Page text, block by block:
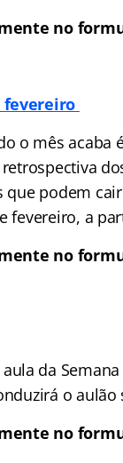
no
fevereiro
o mês acaba
podem
fevereiro, a
no
da
o aulão
no